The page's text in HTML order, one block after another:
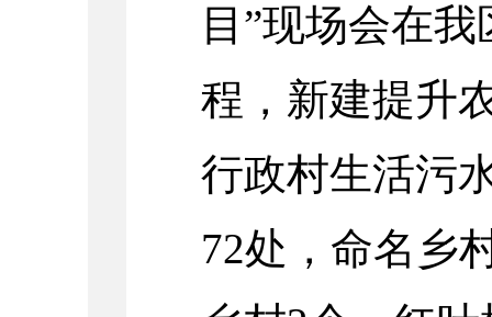
目”现场会在
程，新建提升
行政村生活污
72处，命名乡